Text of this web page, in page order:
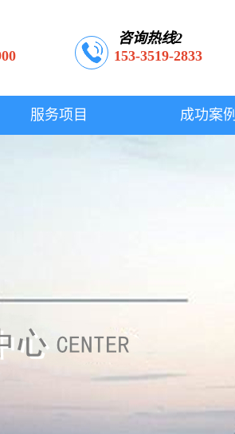
咨询热线2
153-3519-2833
服务项目 成功案例